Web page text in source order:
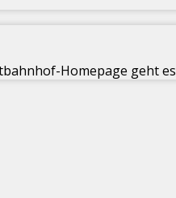
Homepage geht es